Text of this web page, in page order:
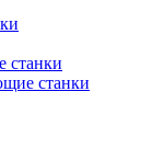
станки
станки